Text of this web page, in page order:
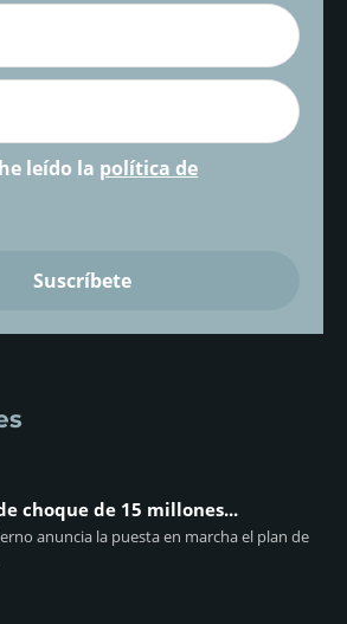
leído la política de
choque de 15 millones...
anuncia la puesta en marcha el plan de